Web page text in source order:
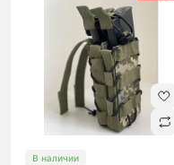
В наличии